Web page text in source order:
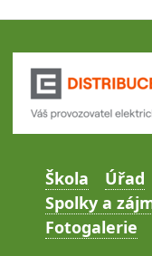
Škola Úřad
Spolky a
Fotogalerie